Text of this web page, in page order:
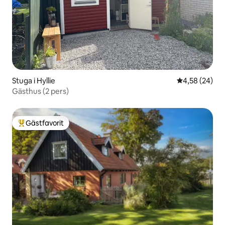
Stuga i Hyllie 4,58 av 5 i
4,58 (24)
Gästhus (2 pers)
Populär gästfavorit
Gästfavorit